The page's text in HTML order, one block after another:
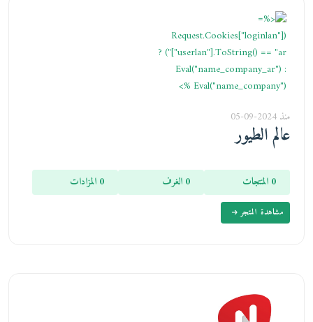
منذ 2024-09-05
عالم الطيور
0 المنتجات 0 الغرف 0 المزادات
مشاهدة المتجر